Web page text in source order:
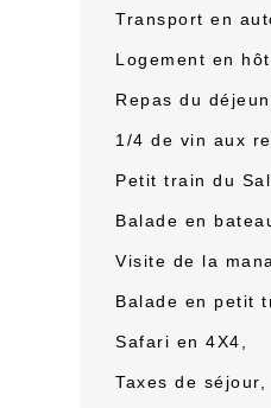
Transport en
Logement en
Repas du
1/4 de vin aux
Petit train du
Balade en
Visite de la
Balade en petit
Safari en 4X4,
Taxes de séjour,